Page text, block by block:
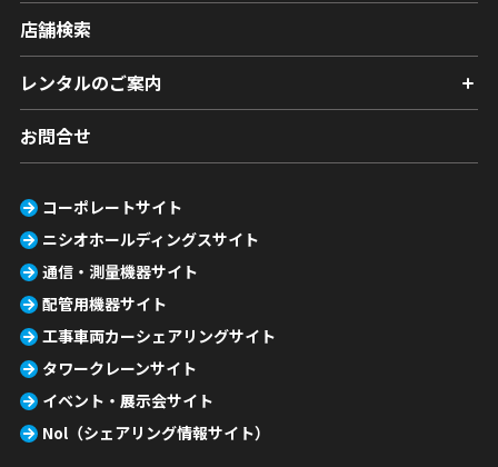
店舗検索
レンタルのご案内
お問合せ
コーポレートサイト
ニシオホールディングスサイト
通信・測量機器サイト
配管用機器サイト
工事車両カーシェアリングサイト
タワークレーンサイト
イベント・展示会サイト
Nol（シェアリング情報サイト）